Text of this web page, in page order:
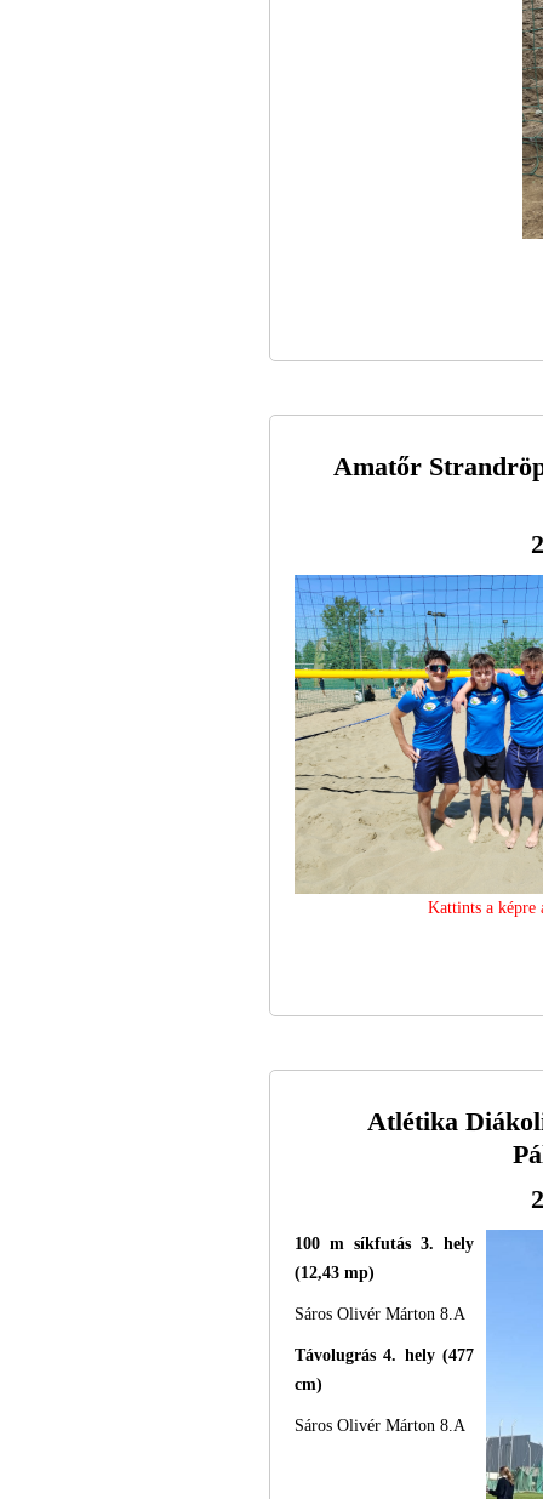
Amatőr
Kattints a képre
Atlétika
100 m síkfutás 3. hely
(12,43 mp)
Sáros Olivér Márton 8.A
Távolugrás 4. hely (477
cm)
Sáros Olivér Márton 8.A